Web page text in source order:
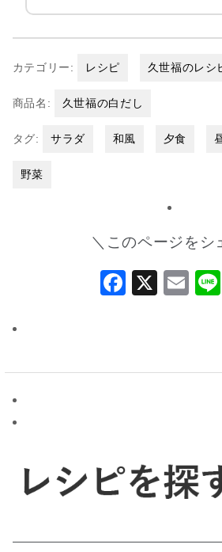
カテゴリー: レシピ 久世福のレシ
商品名: 久世福の白だし
タグ: サラダ 和風 夕食
野菜
＼このページをシ
X